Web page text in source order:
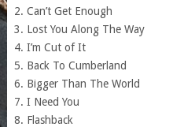
2. Can’t Get Enough
3. Lost You Along The Way
4. I’m Cut of It
5. Back To Cumberland
6. Bigger Than The World
7. I Need You
8. Flashback